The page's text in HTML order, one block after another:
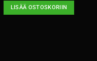
LISÄÄ OSTOSKORIIN